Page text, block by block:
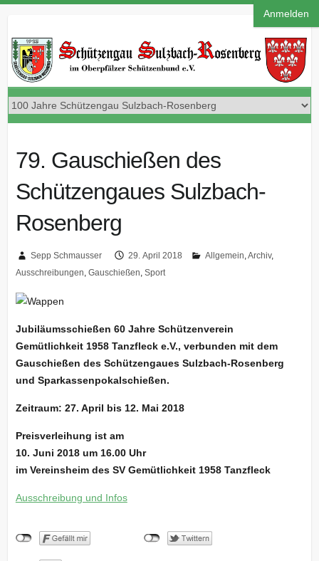
Anmelden
79. Gauschießen des
Schützengaues Sulzbach-
Rosenberg
Sepp Schmausser 29. April 2018 Allgemein,Archiv,
Ausschreibungen, Gauschießen, Sport
Jubiläumsschießen 60 Jahre Schützenverein
Gemütlichkeit 1958 Tanzfleck e.V., verbunden mit dem
Gauschießen des Schützengaues Sulzbach-Rosenberg
und Sparkassenpokalschießen.
Zeitraum: 27. April bis 12. Mai 2018
Preisverleihung ist am
10. Juni 2018 um 16.00 Uhr
im Vereinsheim des SV Gemütlichkeit 1958 Tanzfleck
Ausschreibung und Infos